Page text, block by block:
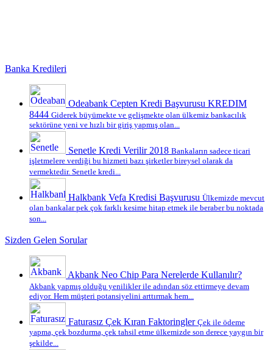
Banka Kredileri
Odeabank Cepten Kredi Başvurusu KREDIM
8444 Giderek büyümekte ve gelişmekte olan ülkemiz bankacılık
sektörüne yeni ve hızlı bir giriş yapmış olan...
Senetle Kredi Verilir 2018 Bankaların sadece ticari
işletmelere verdiği bu hizmeti bazı şirketler bireysel olarak da
vermektedir. Senetle kredi...
Halkbank Vefa Kredisi Başvurusu Ülkemizde mevcut
olan bankalar pek çok farklı kesime hitap etmek ile beraber bu noktada
son...
Sizden Gelen Sorular
Akbank Neo Chip Para Nerelerde Kullanılır?
Akbank yapmış olduğu yenilikler ile adından söz ettirmeye devam
ediyor. Hem müşteri potansiyelini arttırmak hem...
Faturasız Çek Kıran Faktoringler Çek ile ödeme
yapma, çek bozdurma, çek tahsil etme ülkemizde son derece yaygın bir
şekilde...